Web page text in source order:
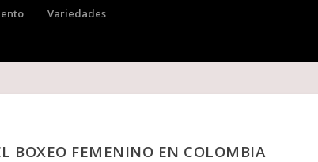
Variedades
BOXEO FEMENINO EN COLOMBIA